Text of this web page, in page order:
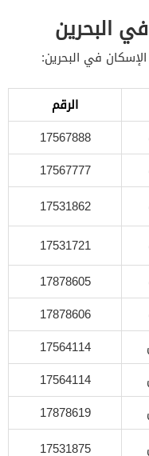
البحرين
في البحرين:
الرقم
17567888
17567777
17531862
17531721
17878605
17878606
17564114
17564114
17878619
17531875